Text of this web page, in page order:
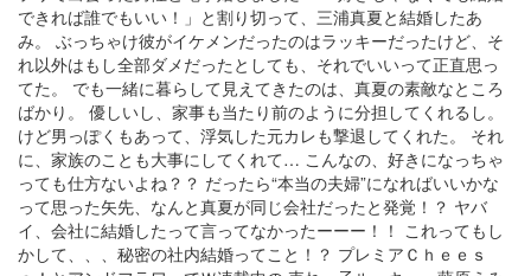
できれば誰でもいい！」と割り切って、三浦真夏と結婚したあ
み。 ぶっちゃけ彼がイケメンだったのはラッキーだったけど、そ
れ以外はもし全部ダメだったとしても、それでいいって正直思っ
てた。 でも一緒に暮らして見えてきたのは、真夏の素敵なところ
ばかり。 優しいし、家事も当たり前のように分担してくれるし。
けど男っぽくもあって、浮気した元カレも撃退してくれた。 それ
に、家族のことも大事にしてくれて… こんなの、好きになっちゃ
っても仕方ないよね？？ だったら“本当の夫婦”になればいいかな
って思った矢先、なんと真夏が同じ会社だったと発覚！？ ヤバ
イ、会社に結婚したって言ってなかったーーー！！ これってもし
かして、、、秘密の社内結婚ってこと！？ プレミアＣｈｅｅｓ